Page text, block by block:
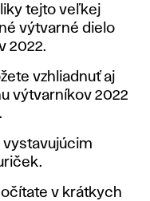
tejto veľkej
výtvarné dielo
2022.
vzhliadnuť aj
výtvarníkov 2022
vystavujúcim
v krátkych